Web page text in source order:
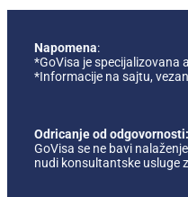
Napomena:
*GoVisa je specijalizovana
*Informacije na sajtu,
Odricanje od odgovornosti:
GoVisa se ne bavi
nudi konsultantske usluge